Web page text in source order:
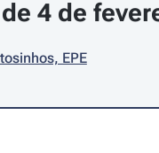
4 de
EPE